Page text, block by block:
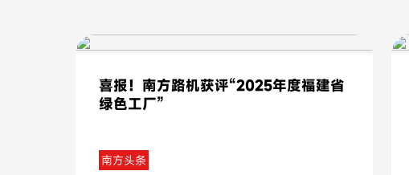
喜报！南方路机获评“2025年度福建省
绿色工厂”
南方头条